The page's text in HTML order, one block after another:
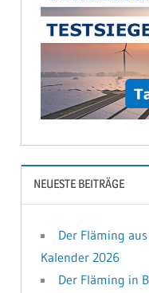
NEUESTE BEITRÄGE
Der Fläming
Kalender 2026
Der Fläming in